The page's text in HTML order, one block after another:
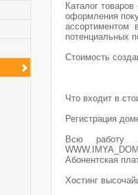
Каталог
оформления
потенциальных
Стоимость
Что входит в
Регистрация
Всю работу
Абонентская
Хостинг